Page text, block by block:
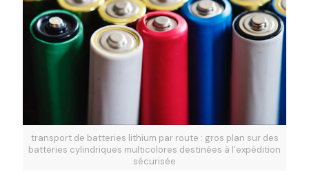
transport de batteries lithium par route : gros plan sur des
batteries cylindriques multicolores destinées à l’expédition
sécurisée